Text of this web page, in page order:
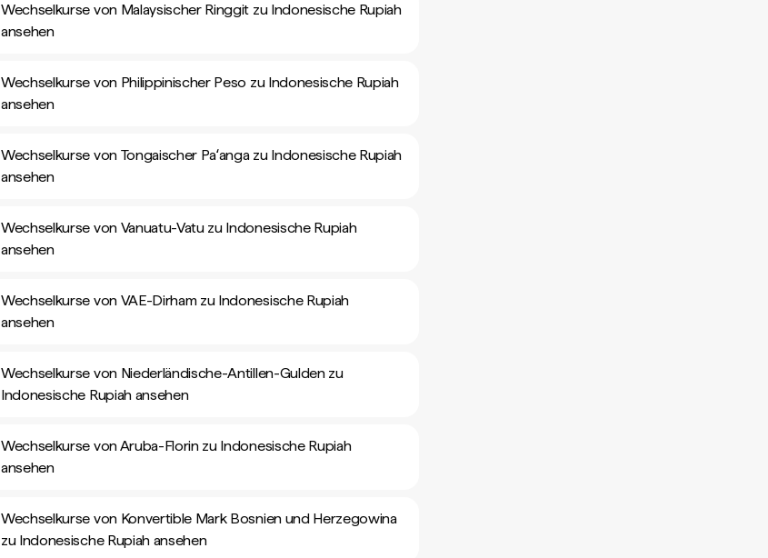
Wechselkurse von Malaysischer Ringgit zu Indonesische Rupiah
ansehen
Wechselkurse von Philippinischer Peso zu Indonesische Rupiah
ansehen
Wechselkurse von Tongaischer Paʻanga zu Indonesische Rupiah
ansehen
Wechselkurse von Vanuatu-Vatu zu Indonesische Rupiah
ansehen
Wechselkurse von VAE-Dirham zu Indonesische Rupiah
ansehen
Wechselkurse von Niederländische-Antillen-Gulden zu
Indonesische Rupiah ansehen
Wechselkurse von Aruba-Florin zu Indonesische Rupiah
ansehen
Wechselkurse von Konvertible Mark Bosnien und Herzegowina
zu Indonesische Rupiah ansehen